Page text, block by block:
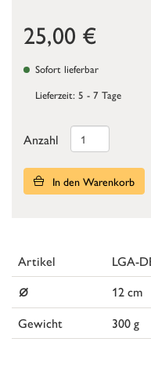
25,00 €
Sofort lieferbar
Lieferzeit: 5 - 7 Tage
Anzahl
In den Warenkorb
Artikel LGA-
⌀
12 cm
Gewicht
300 g